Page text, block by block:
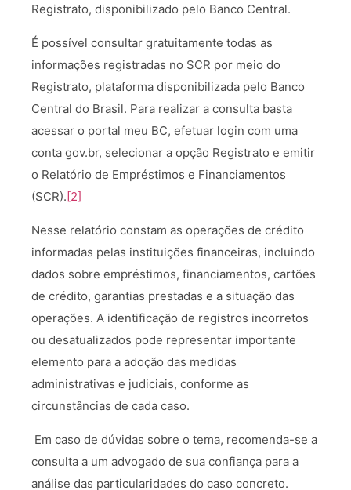
Registrato, disponibilizado pelo Banco Central.
É possível consultar gratuitamente todas as
informações registradas no SCR por meio do
Registrato, plataforma disponibilizada pelo Banco
Central do Brasil. Para realizar a consulta basta
acessar o portal meu BC, efetuar login com uma
conta gov.br, selecionar a opção Registrato e emitir
o Relatório de Empréstimos e Financiamentos
(SCR).[2]
Nesse relatório constam as operações de crédito
informadas pelas instituições financeiras, incluindo
dados sobre empréstimos, financiamentos, cartões
de crédito, garantias prestadas e a situação das
operações. A identificação de registros incorretos
ou desatualizados pode representar importante
elemento para a adoção das medidas
administrativas e judiciais, conforme as
circunstâncias de cada caso.
Em caso de dúvidas sobre o tema, recomenda-se a
consulta a um advogado de sua confiança para a
análise das particularidades do caso concreto.